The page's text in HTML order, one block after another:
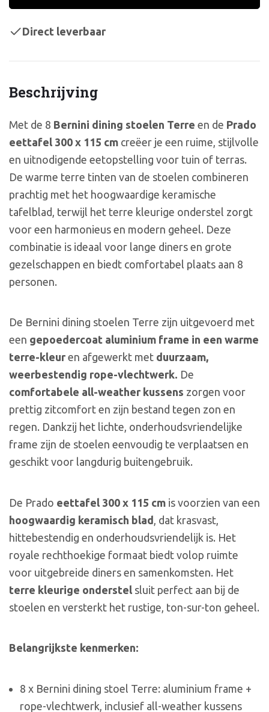
Beschrijving
Met de 8 Bernini dining stoelen Terre en de Prado
eettafel 300 x 115 cm creëer je een ruime, stijlvolle
en uitnodigende eetopstelling voor tuin of terras.
De warme terre tinten van de stoelen combineren
prachtig met het hoogwaardige keramische
tafelblad, terwijl het terre kleurige onderstel zorgt
voor een harmonieus en modern geheel. Deze
combinatie is ideaal voor lange diners en grote
gezelschappen en biedt comfortabel plaats aan 8
personen.
De Bernini dining stoelen Terre zijn uitgevoerd met
een gepoedercoat aluminium frame in een warme
terre-kleur en afgewerkt met duurzaam,
weerbestendig rope-vlechtwerk. De
comfortabele all-weather kussens zorgen voor
prettig zitcomfort en zijn bestand tegen zon en
regen. Dankzij het lichte, onderhoudsvriendelijke
frame zijn de stoelen eenvoudig te verplaatsen en
geschikt voor langdurig buitengebruik.
De Prado eettafel 300 x 115 cm is voorzien van een
hoogwaardig keramisch blad , dat krasvast,
hittebestendig en onderhoudsvriendelijk is. Het
royale rechthoekige formaat biedt volop ruimte
voor uitgebreide diners en samenkomsten. Het
terre kleurige onderstel sluit perfect aan bij de
stoelen en versterkt het rustige, ton-sur-ton geheel.
Belangrijkste kenmerken:
8 x Bernini dining stoel Terre: aluminium frame +
rope-vlechtwerk, inclusief all-weather kussens
Direct leverbaar